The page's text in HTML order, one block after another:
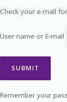
Check your e-mail
User name or E-mail
Remember your